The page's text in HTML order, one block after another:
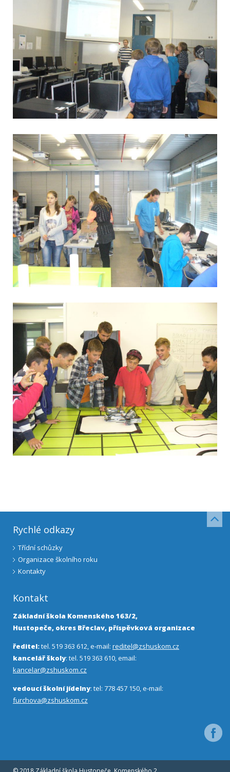
Rychlé odkazy
Třídní schůzky
Organizace školního roku
Kontakty
Kontakt
Základní škola Komenského 163/2,
Hustopeče, okres Břeclav, příspěvková organizace
ředitel:tel. 519 363 612, e-mail: reditel@zshuskom.cz
kancelář školy: tel. 519 363 610, email:
kancelar@zshuskom.cz
vedoucí školní jídelny: tel: 778 457 150, e-mail:
furchova@zshuskom.cz